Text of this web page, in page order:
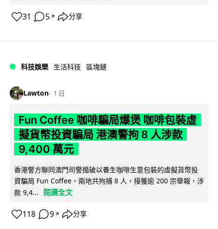
31 5 ↗ 分享
科技娛樂 生活科技 區塊鏈
Lawton 1 日
Fun Coffee 咖啡騙局爆煲 咖啡包裝虛
擬貨幣投資騙局 港澳警拘 8 人涉款
9,400 萬元
香港警方聯同澳門司警搗破以養生咖啡生意包裝的虛擬貨幣投
資騙局 Fun Coffee，兩地共拘捕 8 人，接獲逾 200 宗舉報，涉
款 9,4...
閱讀全文
118 9 ↗ 分享